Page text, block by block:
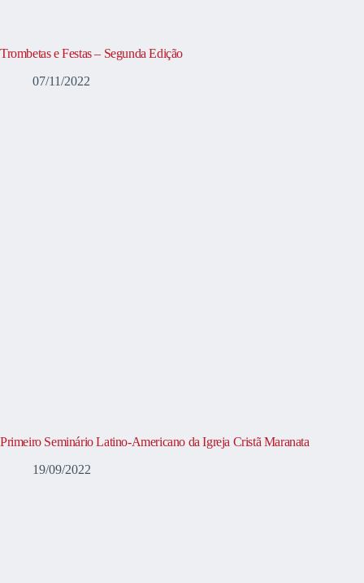
Trombetas e Festas – Segunda Edição
07/11/2022
Primeiro Seminário Latino-Americano da Igreja Cristã Maranata
19/09/2022